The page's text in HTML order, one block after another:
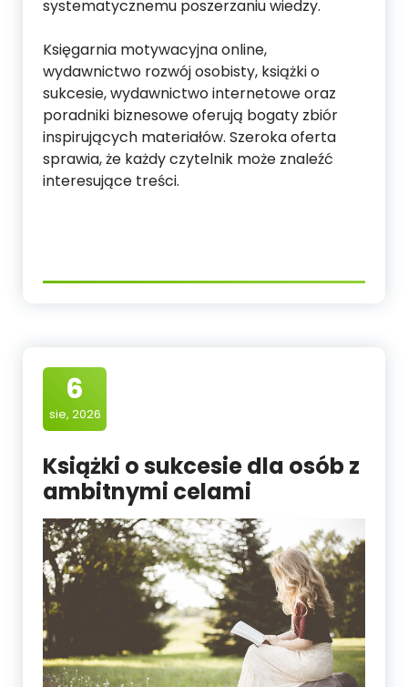
systematycznemu poszerzaniu wiedzy.
Księgarnia motywacyjna online,
wydawnictwo rozwój osobisty, książki o
sukcesie, wydawnictwo internetowe oraz
poradniki biznesowe oferują bogaty zbiór
inspirujących materiałów. Szeroka oferta
sprawia, że każdy czytelnik może znaleźć
interesujące treści.
6
sie, 2026
Książki o sukcesie dla osób z
ambitnymi celami